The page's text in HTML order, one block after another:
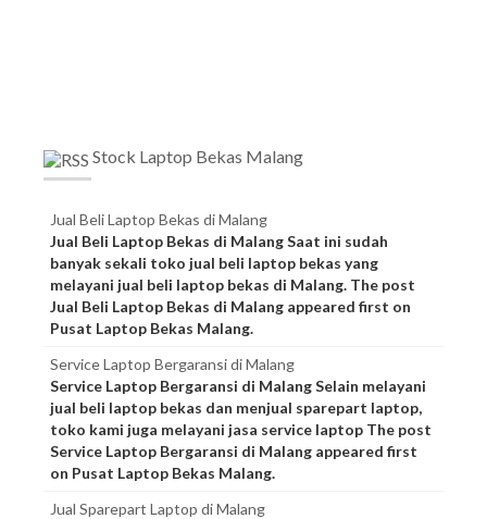
Stock Laptop Bekas Malang
Jual Beli Laptop Bekas di Malang
Jual Beli Laptop Bekas di Malang Saat ini sudah
banyak sekali toko jual beli laptop bekas yang
melayani jual beli laptop bekas di Malang. The post
Jual Beli Laptop Bekas di Malang appeared first on
Pusat Laptop Bekas Malang.
Service Laptop Bergaransi di Malang
Service Laptop Bergaransi di Malang Selain melayani
jual beli laptop bekas dan menjual sparepart laptop,
toko kami juga melayani jasa service laptop The post
Service Laptop Bergaransi di Malang appeared first
on Pusat Laptop Bekas Malang.
Jual Sparepart Laptop di Malang